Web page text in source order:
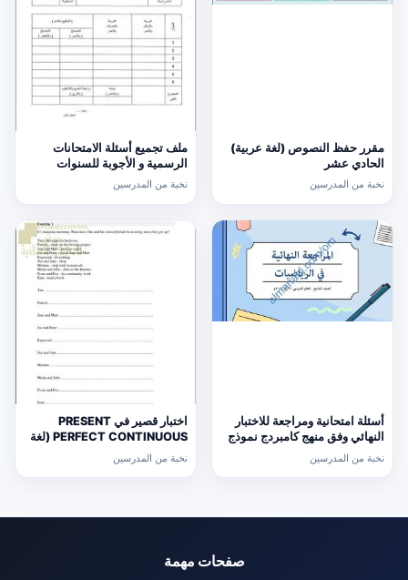
مقرر حفظ النصوص (لغة عربية)
الحادي عشر
نخبة من المدرسين
ملف تجميع أسئلة الامتحانات
الرسمية و الأجوبة للسنوات
السابقة الدور الأول (الامتحانات)
التاسع
نخبة من المدرسين
أسئلة امتحانية ومراجعة للاختبار
النهائي وفق منهج كامبردج نموذج
ثالث (رياضيات) التاسع
نخبة من المدرسين
اختبار قصير في PRESENT
PERFECT CONTINUOUS (لغة
انجليزية) حلقة ثانية
نخبة من المدرسين
صفحات مهمة